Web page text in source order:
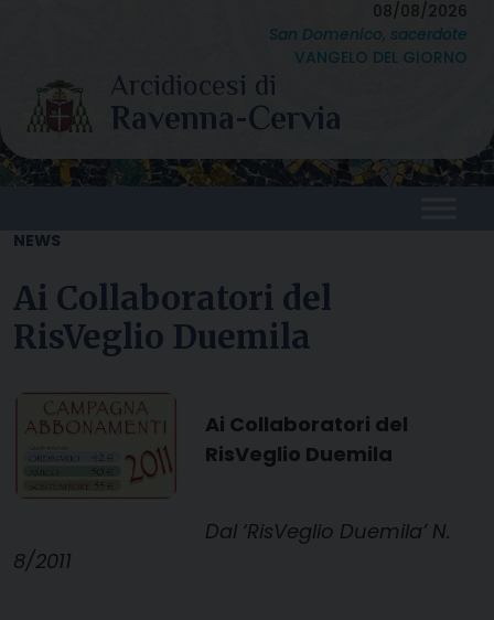
content
08/08/2026
San Domenico, sacerdote
VANGELO DEL GIORNO
NEWS
Ai Collaboratori del
RisVeglio Duemila
Ai Collaboratori del
RisVeglio Duemila
Dal ‘RisVeglio Duemila’ N.
8/2011